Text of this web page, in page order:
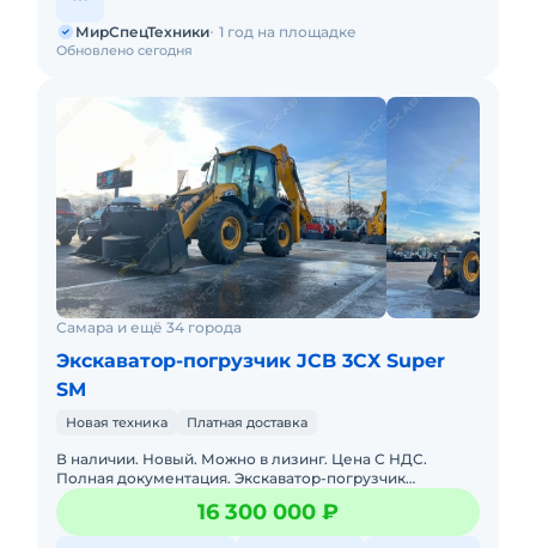
Обновлено сегодня
МирСпецТехники 1 год на площадке
Самара и ещё 34 города
Экскаватор-погрузчик JCB 3CX Super
SM
Новая техника Платная доставка
В наличии. Новый. Можно в лизинг. Цена С НДС.
Полная документация. Экскаватор-погрузчик
растаможен, все документы готовы. Доставка до базы
или объекта. ООО "Мир16 300 000 ₽